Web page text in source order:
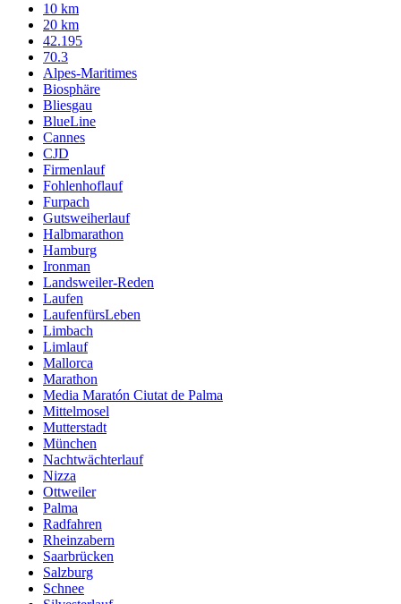
10 km
20 km
42.195
70.3
Alpes-Maritimes
Biosphäre
Bliesgau
BlueLine
Cannes
CJD
Firmenlauf
Fohlenhoflauf
Furpach
Gutsweiherlauf
Halbmarathon
Hamburg
Ironman
Landsweiler-Reden
Laufen
LaufenfürsLeben
Limbach
Limlauf
Mallorca
Marathon
Media Maratón Ciutat de Palma
Mittelmosel
Mutterstadt
München
Nachtwächterlauf
Nizza
Ottweiler
Palma
Radfahren
Rheinzabern
Saarbrücken
Salzburg
Schnee